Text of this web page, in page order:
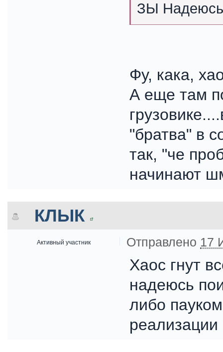
ЗЫ
Фу, кака,
А еще там
"братва" в
так, "че
начинают
КЛЫК
Активный участник Отправлено 17
Хаос гнут
надеюсь
либо
реализации